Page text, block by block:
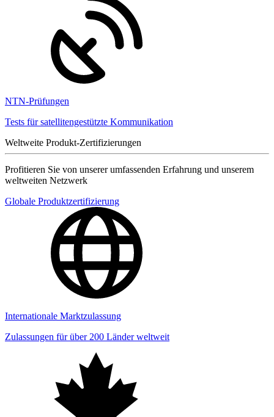
NTN-Prüfungen
Tests für satellitengestützte Kommunikation
Weltweite Produkt-Zertifizierungen
Profitieren Sie von unserer umfassenden Erfahrung und unserem
weltweiten Netzwerk
Globale Produktzertifizierung
Internationale Marktzulassung
Zulassungen für über 200 Länder weltweit